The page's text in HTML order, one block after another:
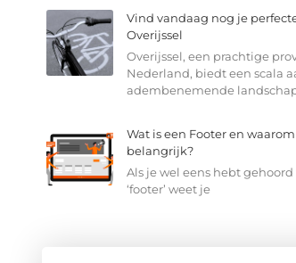
Vind vandaag nog je
Overijssel
Overijssel, een prachtige
Nederland, biedt een scala
adembenemende
Wat is een Footer en
belangrijk?
Als je wel eens hebt
‘footer’ weet je